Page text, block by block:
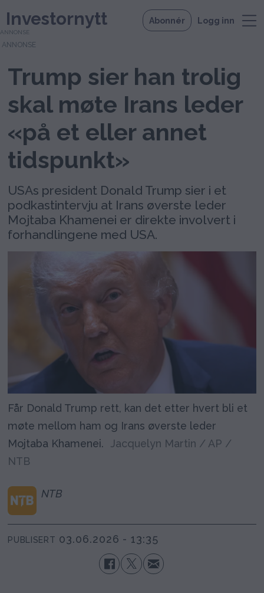
Investornytt Abonnér Logg inn
ANNONSE
Trump sier han trolig
skal møte Irans leder
«på et eller annet
tidspunkt»
USAs president Donald Trump sier i et
podkastintervju at Irans øverste leder
Mojtaba Khamenei er direkte involvert i
forhandlingene med USA.
Får Donald Trump rett, kan det etter hvert bli et
møte mellom ham og Irans øverste leder
Mojtaba Khamenei.
Jacquelyn Martin / AP /
NTB
NTB
PUBLISERT 03.06.2026 - 13:35